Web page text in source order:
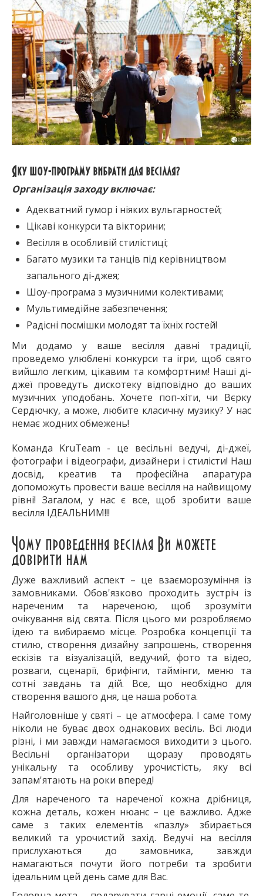
Яку шоу-програму вибрати для весілля?
Організація заходу включає:
Адекватний гумор і ніяких вульгарностей;
Цікаві конкурси та вікторини;
Весілля в особливій стилістиці;
Багато музики та танців під керівництвом
запального ді-джея;
Шоу-програма з музичними колективами;
Мультимедійне забезпечення;
Радісні посмішки молодят та їхніх гостей!
Ми додамо у ваше весілля давні традиції,
проведемо улюблені конкурси та ігри, щоб свято
вийшло легким, цікавим та комфортним! Наші ді-
джеї проведуть дискотеку відповідно до ваших
музичних уподобань. Хочете поп-хіти, чи Вєрку
Сердючку, а може, любите класичну музику? У нас
немає жодних обмежень!
Команда KruTeam - це весільні ведучі, ді-джеї,
фотографи і відеографи, дизайнери і стилісти! Наш
досвід, креатив та професійна апаратура
допоможуть провести ваше весілля на найвищому
рівні! Загалом, у нас є все, щоб зробити ваше
весілля ІДЕАЛЬНИМ!!!
Чому проведення весілля Ви можете
довірити нам
Дуже важливий аспект – це взаєморозуміння із
замовниками. Обов'язково проходить зустріч із
нареченим та нареченою, щоб зрозуміти
очікування від свята. Після цього ми розробляємо
ідею та вибираємо місце. Розробка концепції та
стилю, створення дизайну запрошень, створення
ескізів та візуалізацій, ведучий, фото та відео,
розваги, сценарії, брифінги, таймінги, меню та
сотні завдань та дій. Все, що необхідно для
створення вашого дня, це наша робота.
Найголовніше у святі – це атмосфера. І саме тому
ніколи не буває двох однакових весіль. Всі люди
різні, і ми завжди намагаємося виходити з цього.
Весільні організатори щоразу проводять
унікальну та особливу урочистість, яку всі
запам'ятають на роки вперед!
Для нареченого та нареченої кожна дрібниця,
кожна деталь, кожен нюанс – це важливо. Адже
саме з таких елементів «пазлу» збирається
великий та урочистий захід. Ведучі на весілля
прислухаються до замовника, завжди
намагаються почути його потреби та зробити
ідеальним цей день саме для Вас.